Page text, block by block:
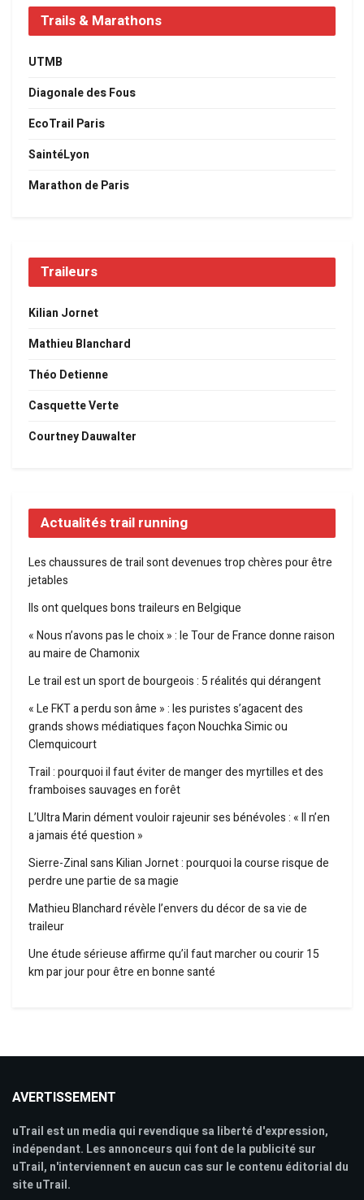
Trails & Marathons
UTMB
Diagonale des Fous
EcoTrail Paris
SaintéLyon
Marathon de Paris
Traileurs
Kilian Jornet
Mathieu Blanchard
Théo Detienne
Casquette Verte
Courtney Dauwalter
Actualités trail running
Les chaussures de trail sont devenues trop chères pour être
jetables
Ils ont quelques bons traileurs en Belgique
« Nous n’avons pas le choix » : le Tour de France donne raison
au maire de Chamonix
Le trail est un sport de bourgeois : 5 réalités qui dérangent
« Le FKT a perdu son âme » : les puristes s’agacent des
grands shows médiatiques façon Nouchka Simic ou
Clemquicourt
Trail : pourquoi il faut éviter de manger des myrtilles et des
framboises sauvages en forêt
L’Ultra Marin dément vouloir rajeunir ses bénévoles : « Il n’en
a jamais été question »
Sierre-Zinal sans Kilian Jornet : pourquoi la course risque de
perdre une partie de sa magie
Mathieu Blanchard révèle l’envers du décor de sa vie de
traileur
Une étude sérieuse affirme qu’il faut marcher ou courir 15
km par jour pour être en bonne santé
AVERTISSEMENT
uTrail est un media qui revendique sa liberté d'expression,
indépendant. Les annonceurs qui font de la publicité sur
uTrail, n'interviennent en aucun cas sur le contenu éditorial du
site uTrail.